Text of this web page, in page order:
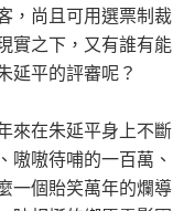
，尚且可用選票制裁
實之下，又有誰有能
延平的評審呢？
來在朱延平身上不斷
嗷嗷待哺的一百萬、
一個貽笑萬年的爛導